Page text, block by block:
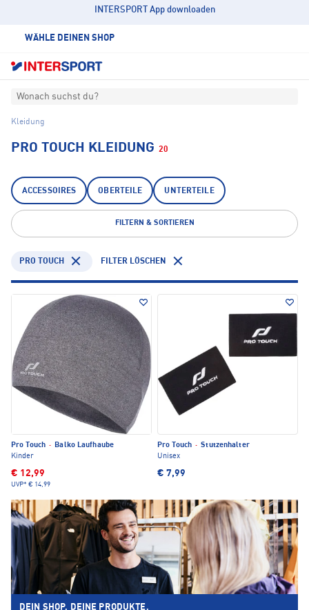
INTERSPORT App downloaden
WÄHLE DEINEN SHOP
Wonach suchst du?
Kleidung
PRO TOUCH KLEIDUNG 20
ACCESSOIRES OBERTEILE UNTERTEILE
FILTERN & SORTIEREN
PRO TOUCH FILTER LÖSCHEN
Pro Touch ·
Balko Laufhaube
Kinder
€ 12,99
UVP* € 14,99
Pro Touch · Stutzenhalter
Unisex
€ 7,99
DEIN SHOP. DEINE PRODUKTE.